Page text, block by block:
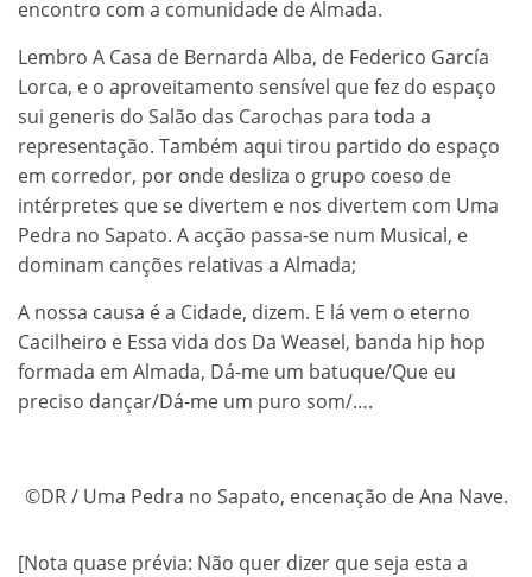
encontro com a comunidade de Almada.
Lembro A Casa de Bernarda Alba, de Federico García
Lorca, e o aproveitamento sensível que fez do espaço
sui generis do Salão das Carochas para toda a
representação. Também aqui tirou partido do espaço
em corredor, por onde desliza o grupo coeso de
intérpretes que se divertem e nos divertem com Uma
Pedra no Sapato. A acção passa-se num Musical, e
dominam canções relativas a Almada;
A nossa causa é a Cidade, dizem. E lá vem o eterno
Cacilheiro e Essa vida dos Da Weasel, banda hip hop
formada em Almada, Dá-me um batuque/Que eu
preciso dançar/Dá-me um puro som/….
©DR / Uma Pedra no Sapato, encenação de Ana Nave.
[Nota quase prévia: Não quer dizer que seja esta a